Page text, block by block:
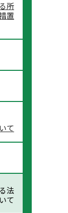
所
置
て
法
て